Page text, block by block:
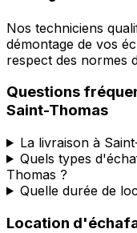
Nos techniciens
démontage de vos
respect des normes
Questions
Saint-Thomas
La livraison à
Quels types
Thomas ?
Quelle durée de
Location